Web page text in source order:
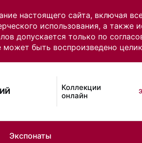
настоящего сайта, включая
использования, а также
допускается только по
может быть воспроизведено
Коллекции
онлайн
Экспонаты